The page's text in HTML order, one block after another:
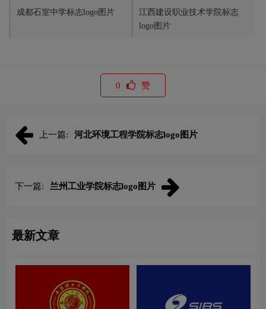
成都石室中学标志logo图片
江西建设职业技术学院标志
logo图片
0 赞
上一篇: 河北环境工程学院标志logo图片
下一篇: 兰州工业学院标志logo图片
最新文章